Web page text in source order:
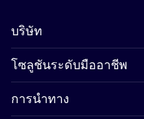
บริษัท
โซลูชันระดับมืออาชีพ
การนำทาง